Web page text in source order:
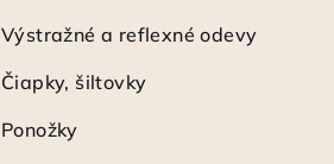
Výstražné a reflexné odevy
Čiapky, šiltovky
Ponožky